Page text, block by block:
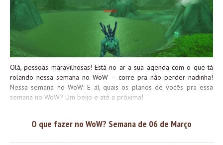
Olá, pessoas maravilhosas! Está no ar a sua agenda com o que tá
rolando nessa semana no WoW – corre pra não perder nadinha!
Nessa semana no WoW: E aí, quais os planos de vocês pra essa
semana no WoW? Um beijo e até a próxima!
O que fazer no WoW? Semana de 06 de Março